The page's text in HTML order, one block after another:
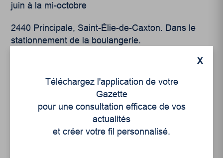
juin à la mi-octobre
2440 Principale, Saint-Élie-de-Caxton. Dans le
stationnement de la boulangerie.
Miel, fromage de chèvre, fraises
Ouvert 7 jours 9h-20h, toute l’année
1100 rue Louis-de-France, Trois-Rivières
X
Téléchargez l'application de votre
Gazette
pour une consultation efficace de vos
actualités
et créer votre fil personnalisé.